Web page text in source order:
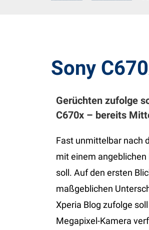
Sony
Gerüchten zufolge
C670x – bereits
Fast unmittelbar nach
mit einem
soll. Auf den ersten
maßgeblichen
Xperia Blog zufolge
Megapixel-Kamera